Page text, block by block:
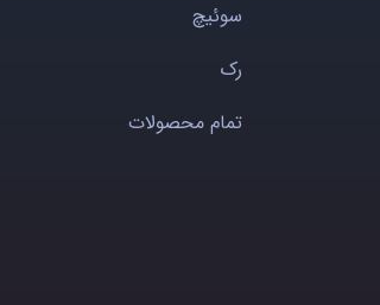
سوئیچ
رک
تمام محصولات